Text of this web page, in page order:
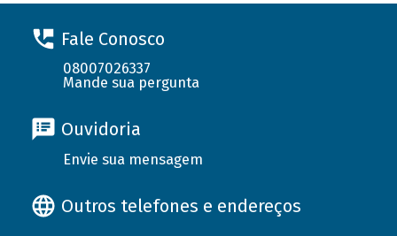
Fale Conosco
08007026337
Mande sua pergunta
Ouvidoria
Envie sua mensagem
Outros telefones e endereços